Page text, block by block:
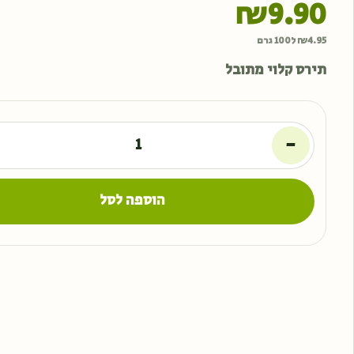
₪9.90
₪4.95 ל100 גרם
תירס קלוי מתובל
-
הוספה לסל